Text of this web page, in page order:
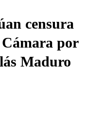
censura
por
Maduro